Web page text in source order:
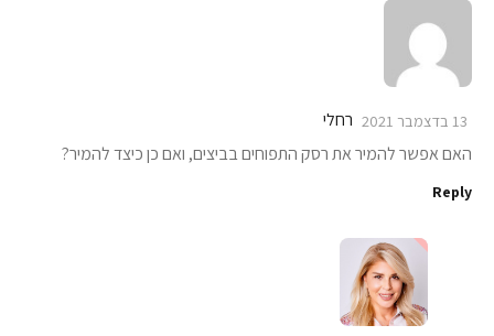
רחלי 13 בדצמבר 2021
האם אפשר להמיר את רסק התפוחים בביצים, ואם כן כיצד להמיר?
Reply